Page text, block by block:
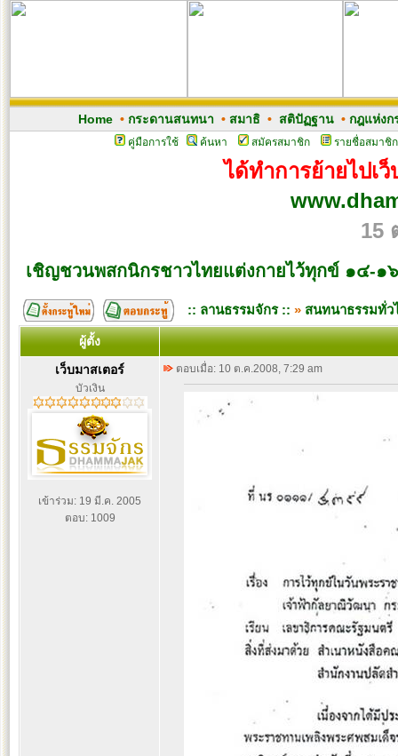
Home• กระดานสนทนา • สมาธิ• สติปัฏฐาน• กฎแห่งก
คู่มือการใช้ ค้นหา สมัครสมาชิก รายชื่อสมาชิก
ได้ทำการย้ายไปเ
15
เชิญชวนพสกนิกรชาวไทยแต่งกายไว้ทุกข์ ๑๔-
:: ลานธรรมจักร :: » สนทนาธรรมทั่ว
ผู้ตั้ง
เว็บมาสเตอร์
บัวเงิน
เข้าร่วม: 19 มี.ค. 2005
ตอบ: 1009
ตอบเมื่อ: 10 ต.ค.2008, 7:29 am